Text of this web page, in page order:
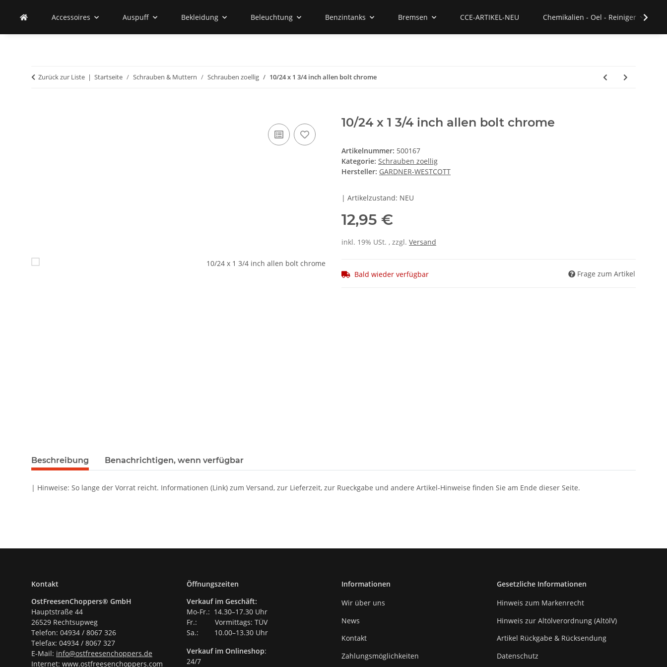
Accessoires Auspuff Bekleidung Beleuchtung Benzintanks Bremsen CCE-ARTIKEL-NEU Chemikalien - Oel - Reiniger
Zurück zur Liste Startseite Schrauben & Muttern Schrauben zoellig 10/24 x 1 3/4 inch allen bolt chrome
10/24 x 1 3/4 inch allen bolt chrome
Artikelnummer: 500167
Kategorie: Schrauben zoellig
Hersteller: GARDNER-WESTCOTT
| Artikelzustand: NEU
12,95 €
inkl. 19% USt. , zzgl. Versand
Bald wieder verfügbar Frage zum Artikel
Beschreibung Benachrichtigen, wenn verfügbar
| Hinweise: So lange der Vorrat reicht. Informationen (Link) zum Versand, zur Lieferzeit, zur Rueckgabe und andere Artikel-Hinweise finden Sie am Ende dieser Seite.
Kontakt
OstFreesenChoppers® GmbH
Hauptstraße 44
26529 Rechtsupweg
Telefon: 04934 / 8067 326
Telefax: 04934 / 8067 327
E-Mail: info@ostfreesenchoppers.de
Internet: www.ostfreesenchoppers.com
Öffnungszeiten
Verkauf im Geschäft:
Mo-Fr.: 14.30–17.30 Uhr
Fr.: Vormittags: TÜV
Sa.: 10.00–13.30 Uhr
Verkauf im Onlineshop:
24/7
Informationen
Wir über uns
News
Kontakt
Zahlungsmöglichkeiten
Gesetzliche Informationen
Hinweis zum Markenrecht
Hinweis zur Altölverordnung (AltölV)
Artikel Rückgabe & Rücksendung
Datenschutz